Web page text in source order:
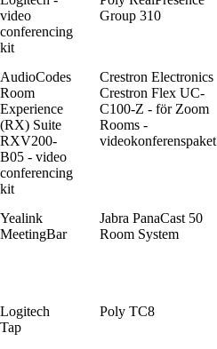
video
conferencing
kit
Group 310
AudioCodes
Room
Experience
(RX) Suite
RXV200-
B05 - video
conferencing
kit
Crestron Electronics
Crestron Flex UC-
C100-Z - för Zoom
Rooms -
videokonferenspaket
Yealink
MeetingBar
Jabra PanaCast 50
Room System
Logitech
Tap
Poly TC8